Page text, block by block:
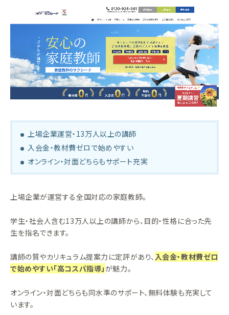
上場企業運営・13万人以上の講師
入会金・教材費ゼロで始めやすい
オンライン・対面どちらもサポート充実
上場企業が運営する全国対応の家庭教師。
学生・社会人含む13万人以上の講師から、目的・性格に合った先
生を指名できます。
講師の質やカリキュラム提案力に定評があり、 入会金・教材費ゼロ
で始めやすい「高コスパ指導」が魅力。
オンライン・対面どちらも同水準のサポート、無料体験も充実して
います。